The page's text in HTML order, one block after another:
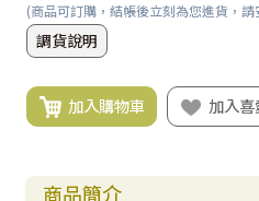
(商品可訂購，結帳後立刻為您進貨，請
調貨說明
加入購物車 加入
商品簡介